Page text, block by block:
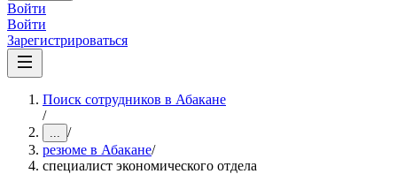
Войти
Войти
Зарегистрироваться
Поиск сотрудников в Абакане
/
... /
резюме в Абакане/
специалист экономического отдела